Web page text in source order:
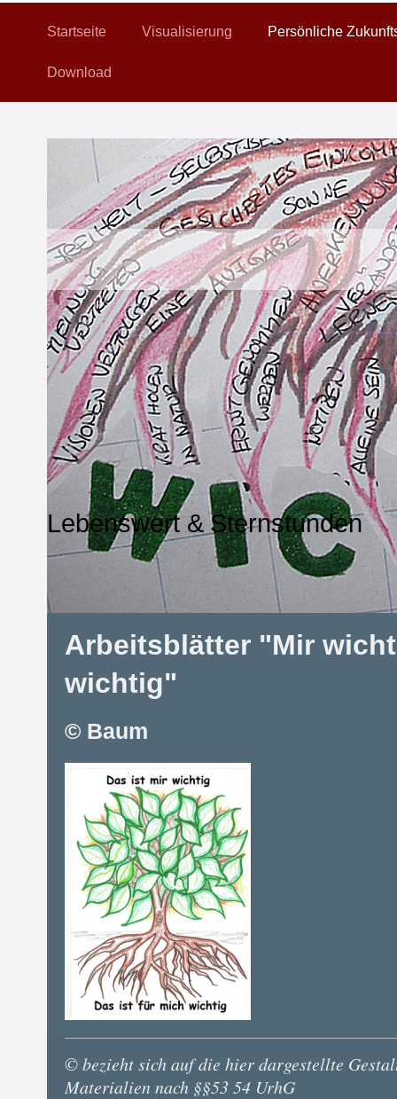
Startseite Visualisierung Persönliche
Download
Lebenswert & Sternstunden
Arbeitsblätter "Mir
wichtig"
© Baum
© bezieht sich auf die hier dargestellte
Materialien nach §§53 54 UrhG